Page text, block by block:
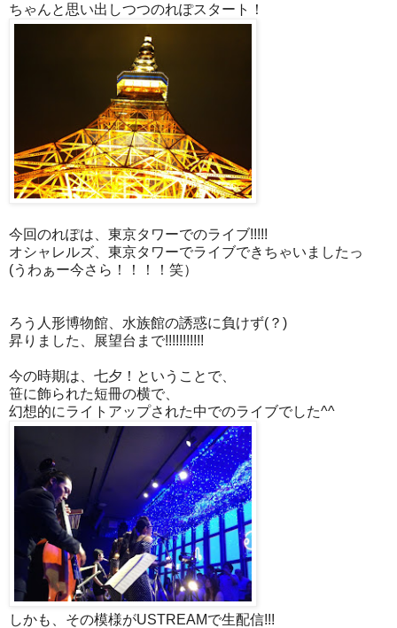
ちゃんと思い出しつつのれぽスタート！
今回のれぽは、東京タワーでのライブ!!!!!
オシャレルズ、東京タワーでライブできちゃいましたっ
(うわぁー今さら！！！！笑）
ろう人形博物館、水族館の誘惑に負けず(？)
昇りました、展望台まで!!!!!!!!!!!
今の時期は、七夕！ということで、
笹に飾られた短冊の横で、
幻想的にライトアップされた中でのライブでした^^
しかも、その模様がUSTREAMで生配信!!!